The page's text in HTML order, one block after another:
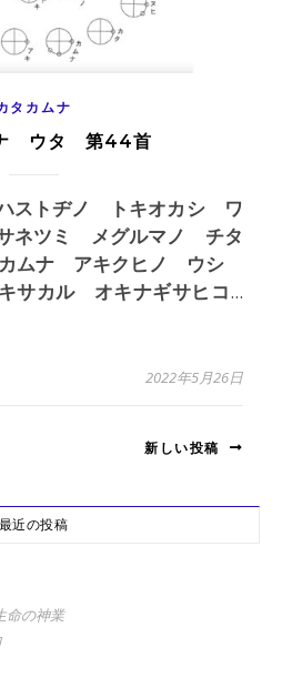
タカムナ
ウタ 第44首
ネツミ メグルマノ チタ
ムナ アキクヒノ ウシ
サカル オキナギサヒコ...
2022年5月26日
新しい投稿
最近の投稿
命の神業